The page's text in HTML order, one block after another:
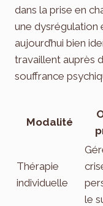
dans la prise en
une dysrégulation
aujourd’hui bien
travaillent auprès
souffrance
Modalité
Thérapie
individuelle
le